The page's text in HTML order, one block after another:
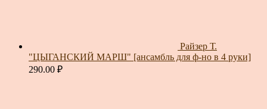
Райзер Т.
"ЦЫГАНСКИЙ МАРШ" [ансамбль для ф-но в 4 руки]
290.00 ₽